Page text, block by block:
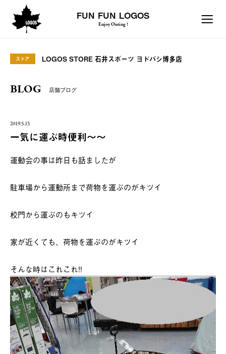
FUN FUN LOGOS
Enjoy Outing !
ストア LOGOS STORE 石井スポーツ ヨドバシ博多店
BLOG 店舗ブログ
2019.5.15
一気に運ぶ時便利～～
運動会の事は昨日も話ましたが
駐車場から運動所まで荷物を運ぶのがキツイ
校門から運ぶのもキツイ
家が近くても、荷物を運ぶのがキツイ
そんな時はこれこれ!!